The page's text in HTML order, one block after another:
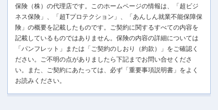
保険（株）の代理店です。このホームページの情報は、「超ビジ
ネス保険」、「超Tプロテクション」、「あんしん就業不能保障保
険」の概要を記載したものです。ご契約に関するすべての内容を
記載しているものではありません。保険の内容の詳細については
「パンフレット」または「ご契約のしおり（約款）」をご確認く
ださい。ご不明の点がありましたら下記までお問い合せくださ
い。また、ご契約にあたっては、必ず「重要事項説明書」をよく
お読みください。